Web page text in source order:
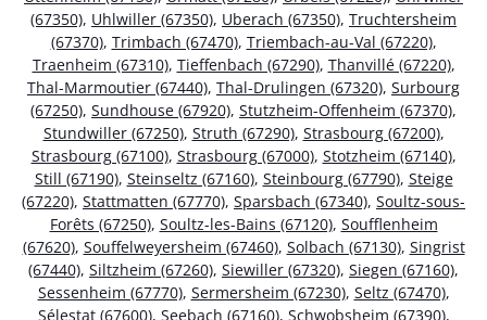
(67350), Uhlwiller (67350), Uberach (67350), Truchtersheim
(67370), Trimbach (67470), Triembach-au-Val (67220),
Traenheim (67310), Tieffenbach (67290), Thanvillé (67220),
Thal-Marmoutier (67440), Thal-Drulingen (67320), Surbourg
(67250), Sundhouse (67920), Stutzheim-Offenheim (67370),
Stundwiller (67250), Struth (67290), Strasbourg (67200),
Strasbourg (67100), Strasbourg (67000), Stotzheim (67140),
Still (67190), Steinseltz (67160), Steinbourg (67790), Steige
(67220), Stattmatten (67770), Sparsbach (67340), Soultz-sous-
Forêts (67250), Soultz-les-Bains (67120), Soufflenheim
(67620), Souffelweyersheim (67460), Solbach (67130), Singrist
(67440), Siltzheim (67260), Siewiller (67320), Siegen (67160),
Sessenheim (67770), Sermersheim (67230), Seltz (67470),
Sélestat (67600), Seebach (67160), Schwobsheim (67390),